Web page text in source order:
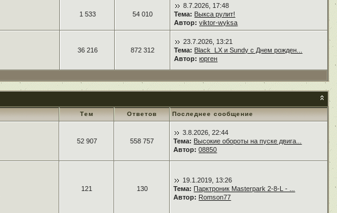
1 533 54 010
8.7.2026, 17:48
Тема: Выкса рулит!
Автор: viktor-wyksa
36 216 872 312
23.7.2026, 13:21
Тема: Black_LX и Sundy с Днем рожден...
Автор: юрген
Тем Ответов Последнее сообщение
52 907 558 757
3.8.2026, 22:44
Тема: Высокие обороты на пуске двига...
Автор: 08850
121 130
19.1.2019, 13:26
Тема: Парктроник Masterpark 2-8-L - ...
Автор: Romson77